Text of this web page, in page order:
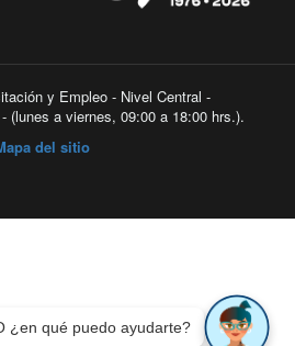
y Empleo - Nivel Central -
(lunes a viernes, 09:00 a 18:00 hrs.).
del sitio
¿en qué puedo ayudarte?